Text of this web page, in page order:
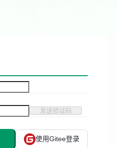
发送验证码
使用Gitee登录